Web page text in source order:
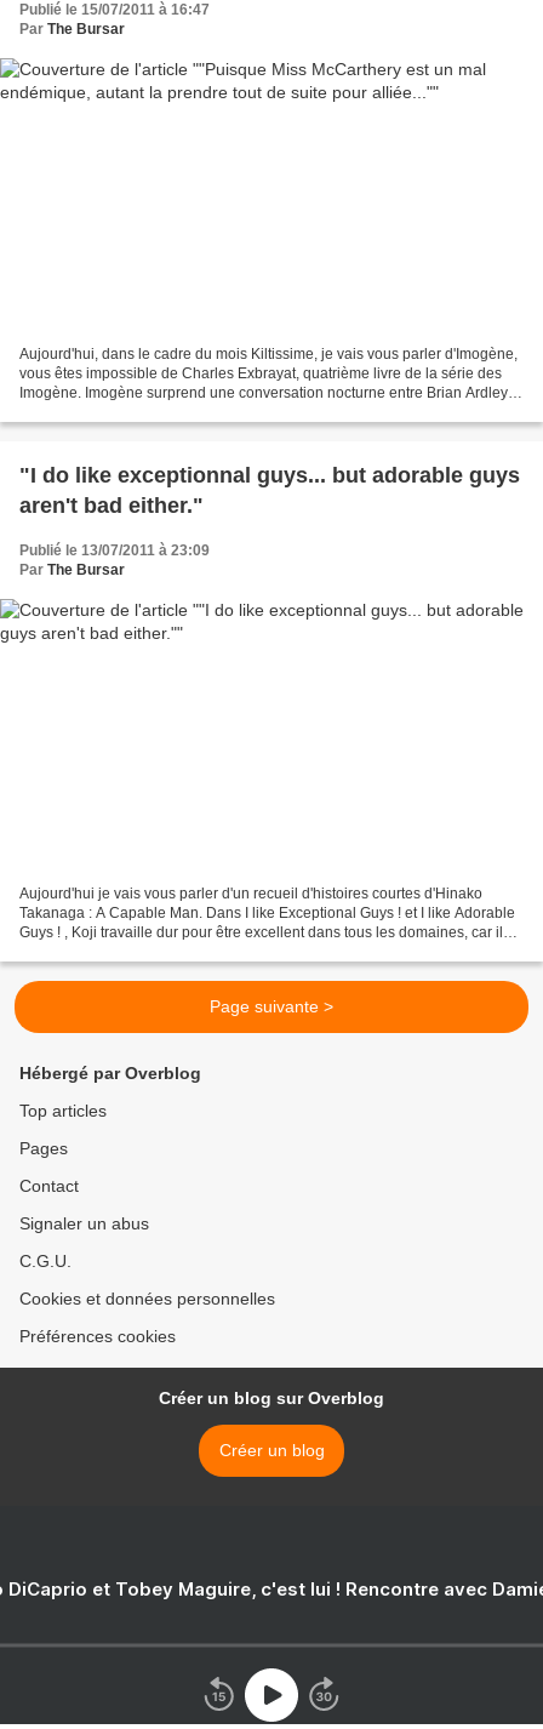
Publié le 15/07/2011 à 16:47
Par The Bursar
Aujourd'hui, dans le cadre du mois Kiltissime, je vais vous parler d'Imogène,
vous êtes impossible de Charles Exbrayat, quatrième livre de la série des
Imogène. Imogène surprend une conversation nocturne entre Brian Ardley et
"I do like exceptionnal guys... but adorable guys
aren't bad either."
Publié le 13/07/2011 à 23:09
Par The Bursar
Aujourd'hui je vais vous parler d'un recueil d'histoires courtes d'Hinako
Takanaga : A Capable Man. Dans I like Exceptional Guys ! et I like Adorable
Guys ! , Koji travaille dur pour être excellent dans tous les domaines, car il
Page suivante >
Hébergé par Overblog
Top articles
Pages
Contact
Signaler un abus
C.G.U.
Cookies et données personnelles
Préférences cookies
Créer un blog sur Overblog
Créer un blog
DiCaprio et Tobey Maguire, c'est lui ! Rencontre avec